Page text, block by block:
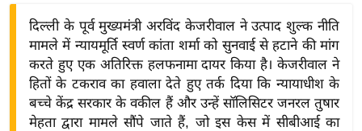
द्यो
दिल्ली के पूर्व मुख्यमंत्री अरविंद केजरीवाल ने उत्पाद शुल्क नीति
मामले में न्यायमूर्ति स्वर्ण कांता शर्मा को सुनवाई से हटाने की मांग
करते हुए एक अतिरिक्त हलफनामा दायर किया है। केजरीवाल ने
हितों के टकराव का हवाला देते हुए तर्क दिया कि न्यायाधीश के
बच्चे केंद्र सरकार के वकील हैं और उन्हें सॉलिसिटर जनरल तुषार
मेहता द्वारा मामले सौंपे जाते हैं, जो इस केस में सीबीआई का